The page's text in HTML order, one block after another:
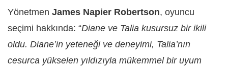
Yönetmen James Napier Robertson, oyuncu
seçimi hakkında: “Diane ve Talia kusursuz bir ikili
oldu. Diane’in yeteneği ve deneyimi, Talia’nın
cesurca yükselen yıldızıyla mükemmel bir uyum